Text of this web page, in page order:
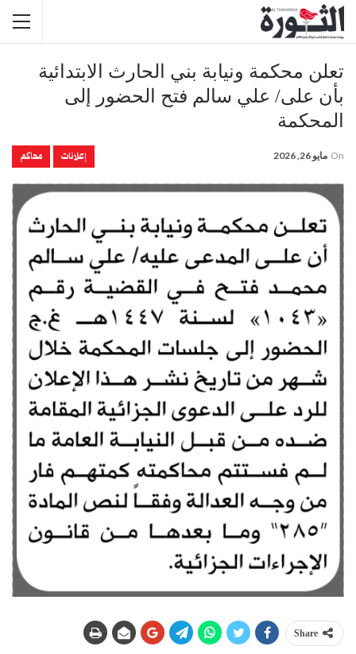
تعلن محكمة ونيابة بني الحارث الابتدائية
بأن على/ علي سالم فتح الحضور إلى
المحكمة
إعلانات محاكم On مايو 26, 2026
Share